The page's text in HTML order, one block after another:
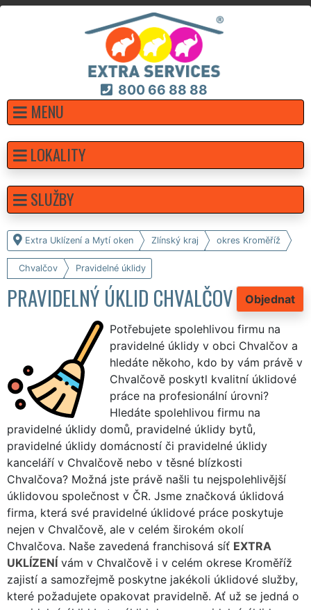
800 66 88 88
MENU
Extra Uklízení a Mytí oken Zlínský kraj okres Kroměříž
Chvalčov Pravidelné úklidy
Objednat
PRAVIDELNÝ ÚKLID CHVALČOV
Potřebujete spolehlivou firmu na
pravidelné úklidy v obci Chvalčov a
hledáte někoho, kdo by vám právě v
Chvalčově poskytl kvalitní úklidové
práce na profesionální úrovni?
Hledáte spolehlivou firmu na
pravidelné úklidy domů, pravidelné úklidy bytů,
pravidelné úklidy domácností či pravidelné úklidy
kanceláří v Chvalčově nebo v těsné blízkosti
Chvalčova? Možná jste právě našli tu nejspolehlivější
úklidovou společnost v ČR. Jsme značková úklidová
firma, která své pravidelné úklidové práce poskytuje
nejen v Chvalčově, ale v celém širokém okolí
Chvalčova. Naše zavedená franchisová síť EXTRA
UKLÍZENÍ vám v Chvalčově i v celém okrese Kroměříž
zajistí a samozřejmě poskytne jakékoli úklidové služby,
které požadujete opakovat pravidelně. Ať už se jedná o
LOKALITY
SLUŽBY